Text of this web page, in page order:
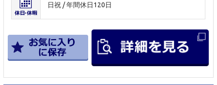
日祝 / 年間休日120日